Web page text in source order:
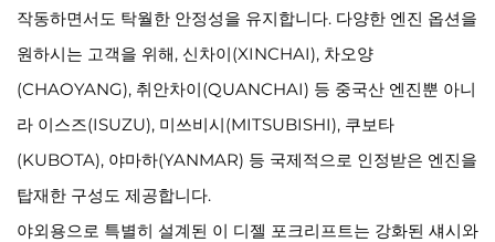
작동하면서도 탁월한 안정성을 유지합니다. 다양한 엔진 옵션을
원하시는 고객을 위해, 신차이(XINCHAI), 차오양
(CHAOYANG), 취안차이(QUANCHAI) 등 중국산 엔진뿐 아니
라 이스즈(ISUZU), 미쓰비시(MITSUBISHI), 쿠보타
(KUBOTA), 야마하(YANMAR) 등 국제적으로 인정받은 엔진을
탑재한 구성도 제공합니다.
야외용으로 특별히 설계된 이 디젤 포크리프트는 강화된 섀시와